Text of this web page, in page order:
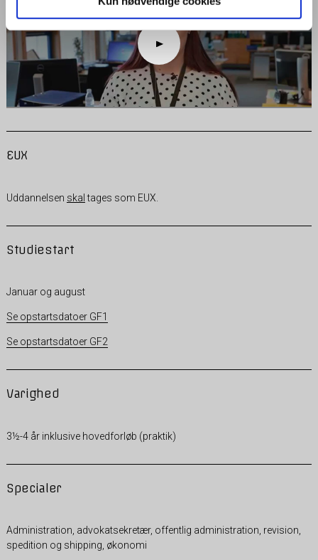
EUX
Uddannelsen skaltages som EUX.
Studiestart
Januar og august
Se opstartsdatoer GF1
Se opstartsdatoer GF2
Varighed
3½-4 år inklusive hovedforløb (praktik)
Specialer
Administration, advokatsekretær, offentlig administration, revision,
spedition og shipping, økonomi